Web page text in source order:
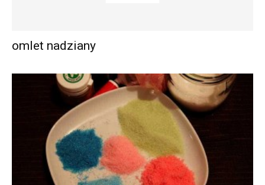
omlet nadziany